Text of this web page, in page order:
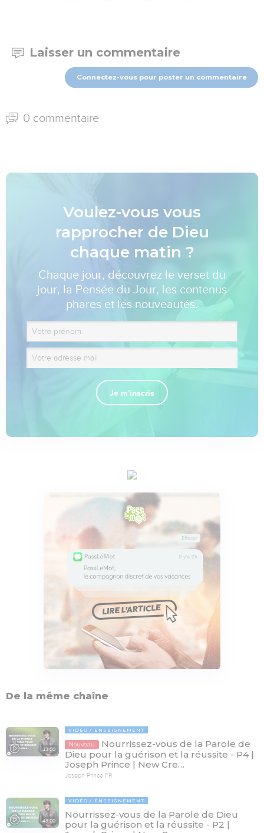
Laisser un commentaire
Connectez-vous pour poster un commentaire
0 commentaire
Voulez-vous vous
rapprocher de Dieu
chaque matin ?
Chaque jour, découvrez le verset du
jour, la Pensée du Jour, les contenus
phares et les nouveautés.
Je m'inscris
De la même chaîne
43:00
VIDÉO ENSEIGNEMENT
Nouveau
Nourrissez-vous de la Parole de
Dieu pour la guérison et la réussite - P4 |
Joseph Prince | New Cre…
Joseph Prince FR
43:00
VIDÉO ENSEIGNEMENT
Nourrissez-vous de la Parole de Dieu
pour la guérison et la réussite - P2 |